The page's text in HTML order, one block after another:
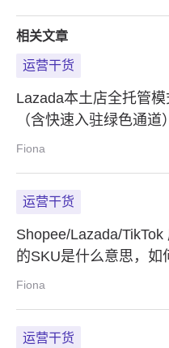
相关文章
运营干货
Lazada本土店全托管
（含快速入驻绿色通道）
Fiona
运营干货
Shopee/Lazada/TikTok
的SKU是什么意思，如
填写SKU？
Fiona
运营干货